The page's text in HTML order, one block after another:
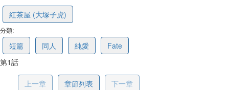
紅茶屋 (大塚子虎)
分類:
短篇 同人 純愛
Fate
第1話
上一章 章節列表 下一章